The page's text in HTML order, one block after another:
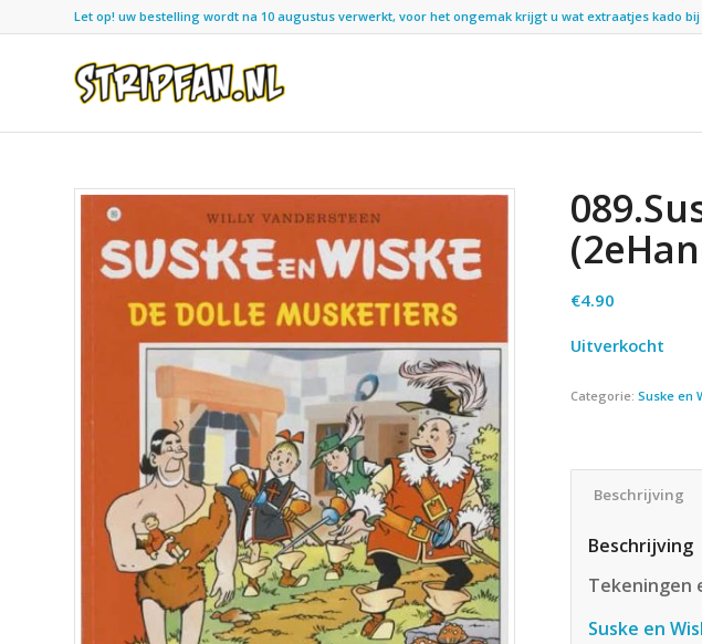
Let op! uw bestelling wordt na 10 augustus verwerkt, voor het ongemak krijgt u wat extraatjes kado
€4.90
Uitverkocht
Categorie:Suske en
Beschrijving
Beschrijving
Tekeningen
Suske en